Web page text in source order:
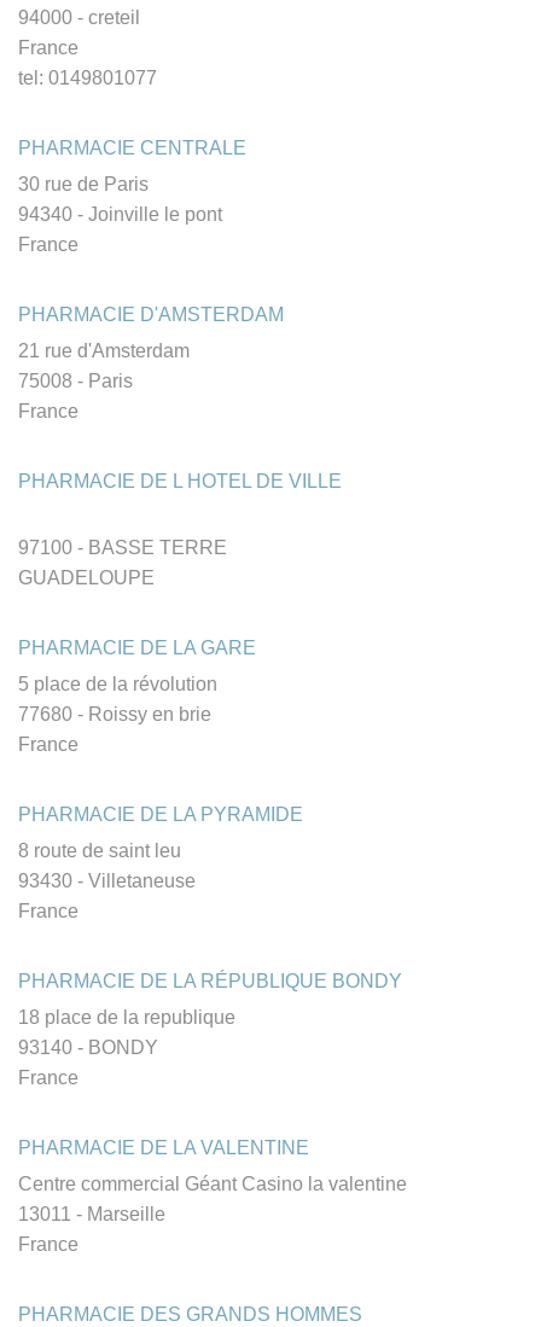
94000 - creteil
France
tel: 0149801077
PHARMACIE CENTRALE
30 rue de Paris
94340 - Joinville le pont
France
PHARMACIE D'AMSTERDAM
21 rue d'Amsterdam
75008 - Paris
France
PHARMACIE DE L HOTEL DE VILLE
97100 - BASSE TERRE
GUADELOUPE
PHARMACIE DE LA GARE
5 place de la révolution
77680 - Roissy en brie
France
PHARMACIE DE LA PYRAMIDE
8 route de saint leu
93430 - Villetaneuse
France
PHARMACIE DE LA RÉPUBLIQUE BONDY
18 place de la republique
93140 - BONDY
France
PHARMACIE DE LA VALENTINE
Centre commercial Géant Casino la valentine
13011 - Marseille
France
PHARMACIE DES GRANDS HOMMES